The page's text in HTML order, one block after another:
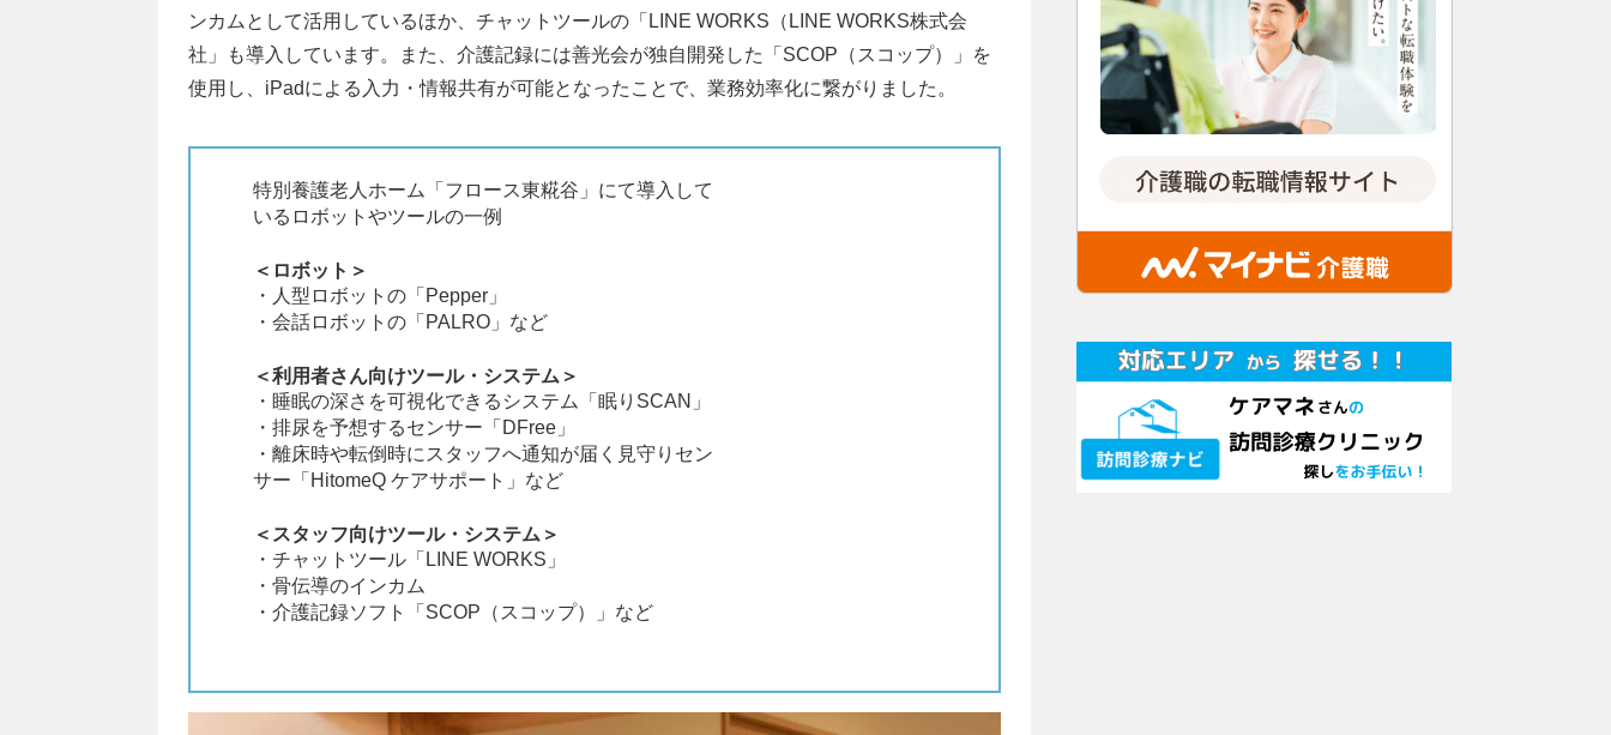
ンカムとして活用しているほか、チャットツールの「LINE WORKS（LINE WORKS株式会
社」も導入しています。また、介護記録には善光会が独自開発した「SCOP（スコップ）」を
使用し、iPadによる入力・情報共有が可能となったことで、業務効率化に繋がりました。
特別養護老人ホーム「フロース東糀谷」にて導入して
いるロボットやツールの一例
＜ロボット＞
・人型ロボットの「Pepper」
・会話ロボットの「PALRO」など
＜利用者さん向けツール・システム＞
・睡眠の深さを可視化できるシステム「眠りSCAN」
・排尿を予想するセンサー「DFree」
・離床時や転倒時にスタッフへ通知が届く見守りセン
サー「HitomeQ ケアサポート」など
＜スタッフ向けツール・システム＞
・チャットツール「LINE WORKS」
・骨伝導のインカム
・介護記録ソフト「SCOP（スコップ）」など